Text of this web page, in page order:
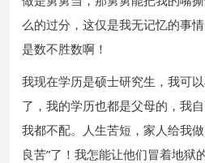
么的过分，这仅是我无记忆的事
是数不胜数啊！
我现在学历是硕士研究生，我可
了，我的学历也都是父母的，我
我都不配。人生苦短，家人给我
良苦”了！我怎能让他们冒着地狱